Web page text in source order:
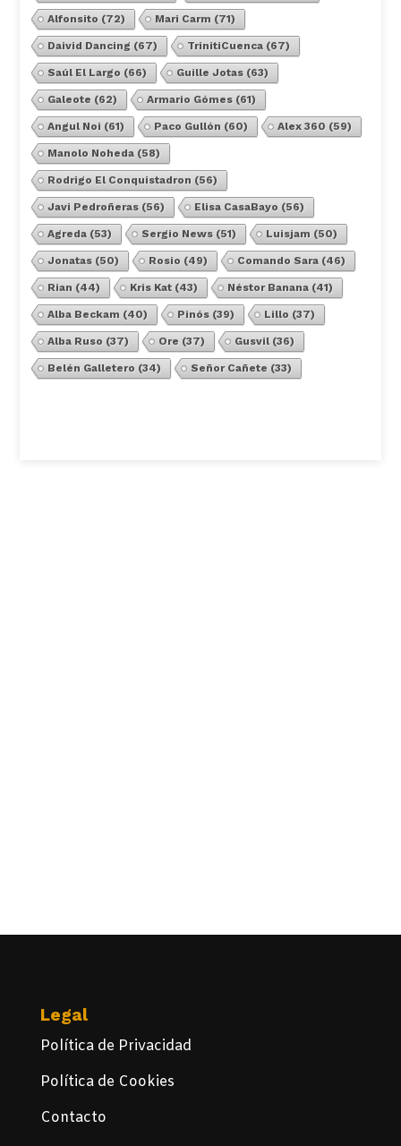
Alfonsito (72) Mari Carm (71)
Daivid Dancing (67) TrinitiCuenca(67)
Saúl El Largo (66) Guille Jotas(63)
Galeote (62) Armario Gómes(61)
Angul Noi (61) Paco Gullón (60) Alex 360 (59)
Manolo Noheda(58)
Rodrigo El Conquistadron (56)
Javi Pedroñeras(56) Elisa CasaBayo (56)
Agreda(53) Sergio News(51) Luisjam (50)
Jonatas(50) Rosio (49) Comando Sara(46)
Rian (44) Kris Kat(43) Néstor Banana(41)
Alba Beckam (40) Pinós(39) Lillo (37)
Alba Ruso (37) Ore (37) Gusvil(36)
Belén Galletero (34) Señor Cañete (33)
Legal
Política de Privacidad
Política de Cookies
Contacto